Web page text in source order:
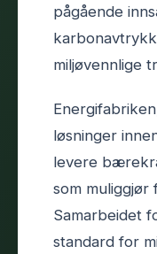
pågående
miljøvennlige
løsninger
levere
som muliggjør
Samarbeidet
standard for